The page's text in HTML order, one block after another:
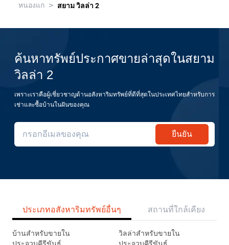
หนองแก > สยาม วิลล่า 2
ค้นหาทรัพย์ประกาศขายล่าสุดในสยาม
วิลล่า 2
เพราะเราคือผู้เชี่ยวชาญด้านอสังหาริมทรัพย์ที่ดีที่สุดในประเทศไทยสำหรับการ
เช่าและซื้อบ้านในฝันของคุณ
ยืนยัน
ประเภทอสังหาริมทรัพย์อื่นๆ สถานที่ใกล้เคียง
บ้านสำหรับขายใน
วิลล่าสำหรับขายใน